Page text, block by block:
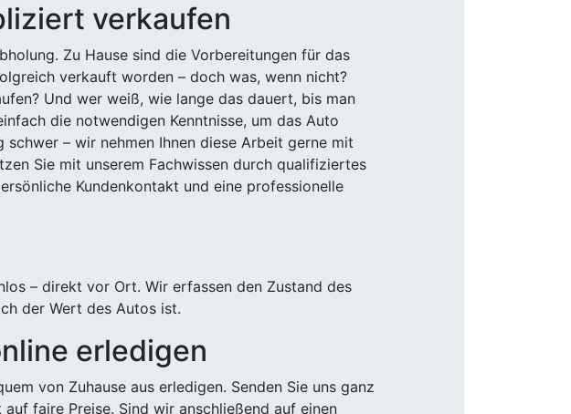
verkaufen
Zu Hause sind die Vorbereitungen für das
verkauft worden – doch was, wenn nicht?
Und wer weiß, wie lange das dauert, bis man
die notwendigen Kenntnisse, um das Auto
– wir nehmen Ihnen diese Arbeit gerne mit
Sie mit unserem Fachwissen durch qualifiziertes
Kundenkontakt und eine professionelle
– direkt vor Ort. Wir erfassen den Zustand des
der Wert des Autos ist.
erledigen
von Zuhause aus erledigen. Senden Sie uns ganz
faire Preise. Sind wir anschließend auf einen